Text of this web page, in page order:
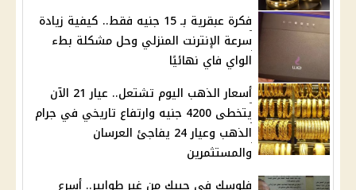
فكرة عبقرية بـ 15 جنيه فقط.. كيفية زيادة
سرعة الإنترنت المنزلي وحل مشكلة بطء
الواي فاي نهائيًا
أسعار الذهب اليوم تشتعل.. عيار 21 الآن
يتخطى 4200 جنيه وارتفاع تاريخي في جرام
الذهب وعيار 24 يفاجئ العرسان
والمستثمرين
فلوسك في جيبك من غير طوابير.. أسرع